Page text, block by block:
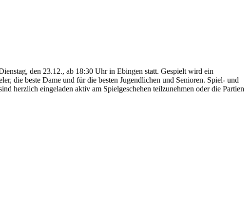
den 23.12., ab 18:30 Uhr in Ebingen statt. Gespielt wird ein
die beste Dame und für die besten Jugendlichen und Senioren. Spiel- und
herzlich eingeladen aktiv am Spielgeschehen teilzunehmen oder die Partien